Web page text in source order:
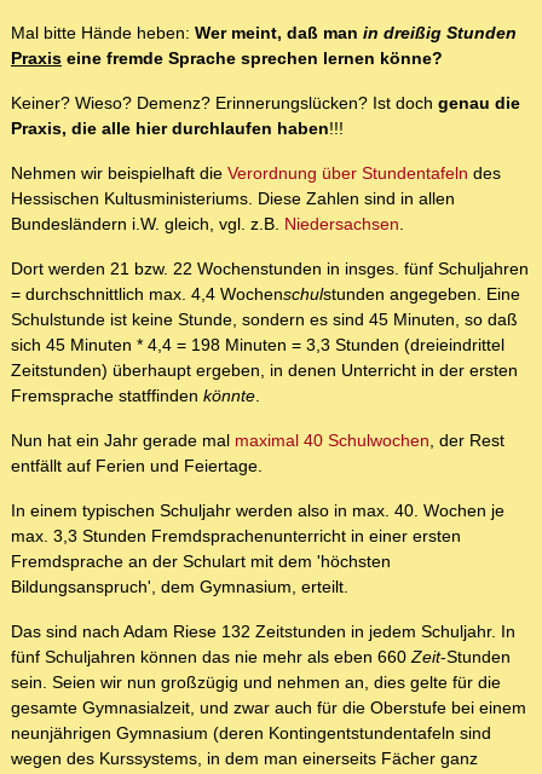
Mal bitte Hände heben: Wer meint, daß man in dreißig Stunden
Praxis eine fremde Sprache sprechen lernen könne?
Keiner? Wieso? Demenz? Erinnerungslücken? Ist doch genau die
Praxis, die alle hier durchlaufen haben!!!
Nehmen wir beispielhaft die Verordnung über Stundentafeln des
Hessischen Kultusministeriums. Diese Zahlen sind in allen
Bundesländern i.W. gleich, vgl. z.B. Niedersachsen.
Dort werden 21 bzw. 22 Wochenstunden in insges. fünf Schuljahren
= durchschnittlich max. 4,4 Wochenschulstunden angegeben. Eine
Schulstunde ist keine Stunde, sondern es sind 45 Minuten, so daß
sich 45 Minuten * 4,4 = 198 Minuten = 3,3 Stunden (dreieindrittel
Zeitstunden) überhaupt ergeben, in denen Unterricht in der ersten
Fremsprache statffinden könnte.
Nun hat ein Jahr gerade mal maximal 40 Schulwochen, der Rest
entfällt auf Ferien und Feiertage.
In einem typischen Schuljahr werden also in max. 40. Wochen je
max. 3,3 Stunden Fremdsprachenunterricht in einer ersten
Fremdsprache an der Schulart mit dem 'höchsten
Bildungsanspruch', dem Gymnasium, erteilt.
Das sind nach Adam Riese 132 Zeitstunden in jedem Schuljahr. In
fünf Schuljahren können das nie mehr als eben 660Zeit-Stunden
sein. Seien wir nun großzügig und nehmen an, dies gelte für die
gesamte Gymnasialzeit, und zwar auch für die Oberstufe bei einem
neunjährigen Gymnasium (deren Kontingentstundentafeln sind
wegen des Kurssystems, in dem man einerseits Fächer ganz